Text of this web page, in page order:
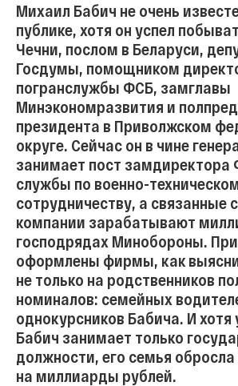
Михаил Бабич не очень
публике, хотя он успел
Чечни, послом в Беларуси,
Госдумы, помощником
погранслужбы ФСБ, замглавы
Минэкономразвития и
президента в Приволжском
округе. Сейчас он в чине
занимает пост замдиректора
службы по военно-
сотрудничеству, а связанные
компании зарабатывают
господрядах Минобороны.
оформлены фирмы, как
не только на родственников
номиналов: семейных
однокурсников Бабича. И хотя
Бабич занимает только
должности, его семья
на миллиарды рублей.